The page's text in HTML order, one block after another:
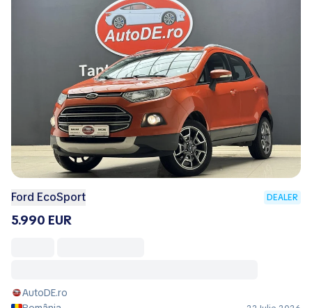
Ford EcoSport DEALER
5.990 EUR
AutoDE.ro